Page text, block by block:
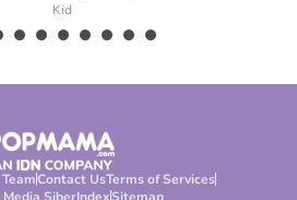
Kid
Contact UsTerms of Services